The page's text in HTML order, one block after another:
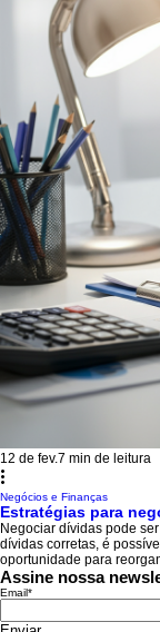
12 de fev.7 min de leitura
Negócios e Finanças
Estratégias para
Negociar dívidas pode
dívidas corretas, é possível transformar uma situação complicada em uma
oportunidade para
Desde a identificação dos
cada passo é
que ajudarão a
Assine nossa
Email*